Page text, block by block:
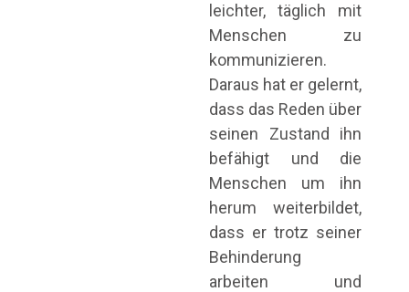
leichter, täglich mit
Menschen zu
kommunizieren.
Daraus hat er gelernt,
dass das Reden über
seinen Zustand ihn
befähigt und die
Menschen um ihn
herum weiterbildet,
dass er trotz seiner
Behinderung
arbeiten und